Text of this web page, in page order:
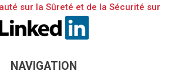
sur la Sûreté et de la Sécurité sur
NAVIGATION